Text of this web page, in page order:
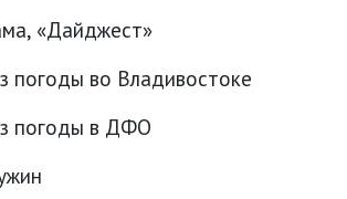
«Дайджест»
погоды во Владивостоке
погоды в ДФО